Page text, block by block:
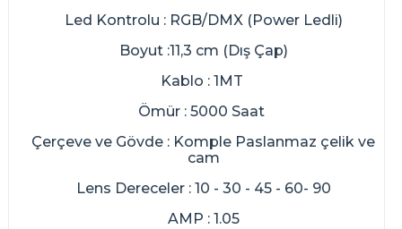
Led Kontrolu : RGB/DMX (Power Ledli)
Boyut :11,3 cm (Dış Çap)
Kablo : 1MT
Ömür : 5000 Saat
Çerçeve ve Gövde : Komple Paslanmaz çelik ve
cam
Lens Dereceler : 10 - 30 - 45 - 60- 90
AMP : 1.05